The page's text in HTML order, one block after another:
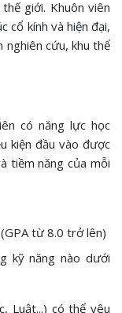
giới. Khuôn viên
cổ kính và hiện đại,
cứu, khu thể
có năng lực học
kiện đầu vào được
tiềm năng của mỗi
từ 8.0 trở lên)
kỹ năng nào dưới
Luật...) có thể yêu